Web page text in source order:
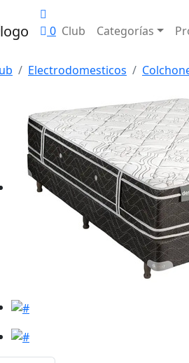
0 Club Categorías
Electrodomesticos